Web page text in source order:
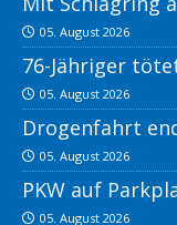
05. August 2026
76-Jähriger
05. August 2026
Drogenfahrt
05. August 2026
PKW auf
05. August 2026